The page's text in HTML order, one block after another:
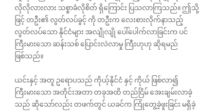
လိုလိုလားလား သစ္စာခံလိုစိတ် ရှိကြောင်း ပြသလာကြသည်။ ဤသို့
ဖြင့် တဦး၏ လွတ်လပ်ခွင့် ကို တဦးက လေးစားလိုက်နာသည့်
လွတ်လပ်သော နိုင်ငံများ အလျိုလျို ပေါ်ပေါက်လာခြင်းက ပင်
ကြီးမားသော ဆန်းသစ်‌ ပြောင်းလဲလာမှု ကြီးဟုဟု ဆိုရမည်
ဖြစ်သည်။
ယင်းနှင့် အတူ ဥရောပသည် ကိုယ့်နိုင်ငံ နှင့် ကိုယ် ဖြစ်လာ၍
ကြီးမားသော အတိုင်းအတာ တခုအထိ တည်ငြိမ် အေးချမ်းလာခဲ့
သည် ဆိုသော်လည်း တဖက်တွင် ယခင်က ကြုံတွေ့ခဲ့ဖူးခြင်း မရှိခဲ့